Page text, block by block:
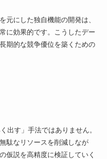
元にした独自機能の開発は、
に効果的です。こうしたデー
期的な競争優位を築くための
出す」手法ではありません。
駄なリソースを削減しなが
仮説を高精度に検証していく